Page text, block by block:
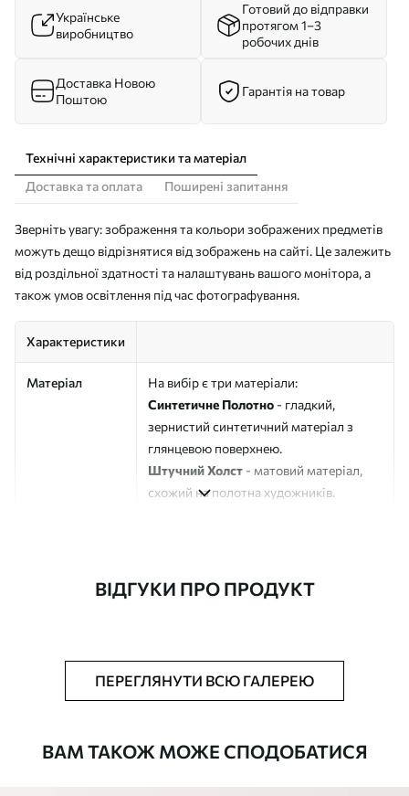
Українське
виробництво
Готовий до відправки
протягом 1–3
робочих днів
Доставка Новою
Поштою
Гарантія на товар
Технічні характеристики та матеріал
Доставка та оплата
Поширені запитання
Зверніть увагу: зображення та кольори зображених предметів
можуть дещо відрізнятися від зображень на сайті. Це залежить
від роздільної здатності та налаштувань вашого монітора, а
також умов освітлення під час фотографування.
Характеристики
Матеріал
На вибір є три матеріали:
Синтетичне Полотно - гладкий,
зернистий синтетичний матеріал з
глянцевою поверхнею.
Штучний Холст - матовий матеріал,
схожий на полотна художників.
Додатково Можна додати лакове покриття.
ВІДГУКИ ПРО ПРОДУКТ
ПЕРЕГЛЯНУТИ ВСЮ ГАЛЕРЕЮ
ВАМ ТАКОЖ МОЖЕ СПОДОБАТИСЯ